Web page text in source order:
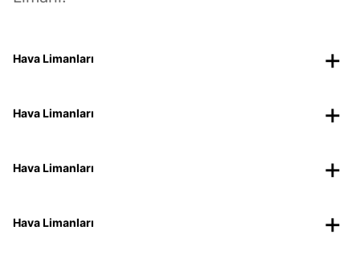
Hava Limanları
Hava Limanları
Hava Limanları
Hava Limanları